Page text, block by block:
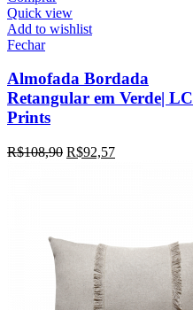
Quick view
Add to wishlist
Fechar
Almofada Bordada
Retangular em Verde| LC
Prints
R$108,90 R$92,57